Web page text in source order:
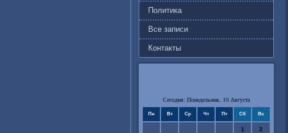
Политика
Все записи
Контакты
Сегодня: Понедельник, 10 Августа
Пн Вт Ср Чт Пт Сб Вс
1 2